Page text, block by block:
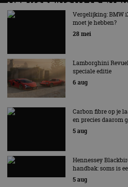
MET KORTING NAAR EV
AUTORAI REGELT HET!
EV Experience 2026 van 24 tot
Vergelijking: BMW
moet je hebben?
28 mei
Lamborghini
speciale editie
6 aug
Carbon fibre op je
en precies daarom
5 aug
Hennessey
handbak: soms is
5 aug